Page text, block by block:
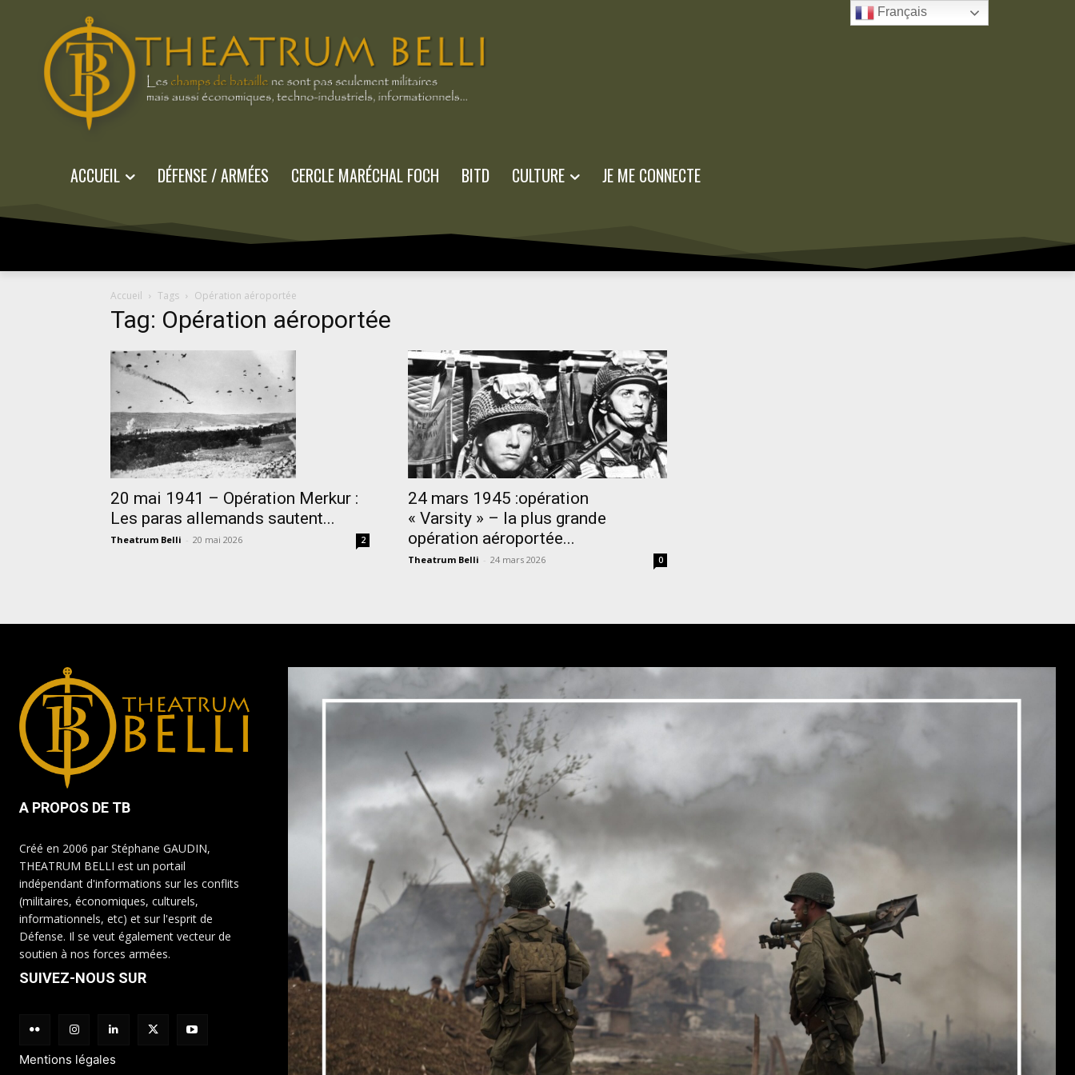
ACCUEIL DÉFENSE / ARMÉES CERCLE MARÉCHAL FOCH BITD CULTURE JE ME CONNECTE
Accueil Tags Opération aéroportée
Tag: Opération aéroportée
20 mai 1941 – Opération Merkur :
Les paras allemands sautent...
Theatrum Belli - 20 mai 2026 2
24 mars 1945 :opération
« Varsity » – la plus grande
opération aéroportée...
Theatrum Belli - 24 mars 2026 0
A PROPOS DE TB
Créé en 2006 par Stéphane GAUDIN,
THEATRUM BELLI est un portail
indépendant d'informations sur les conflits
(militaires, économiques, culturels,
informationnels, etc) et sur l'esprit de
Défense. Il se veut également vecteur de
soutien à nos forces armées.
SUIVEZ-NOUS SUR
Mentions légales
Français